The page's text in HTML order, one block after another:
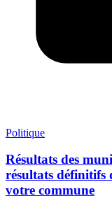
Politique
Résultats des
résultats définitifs
votre commune